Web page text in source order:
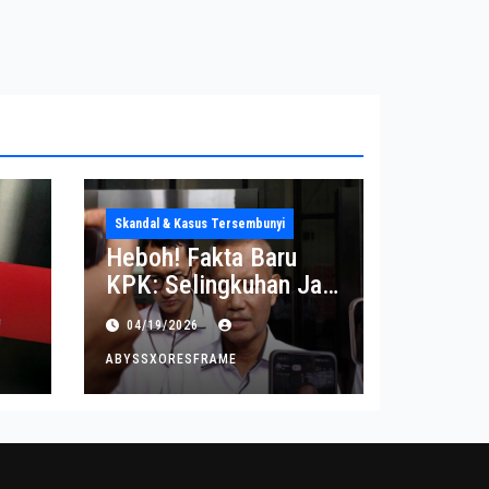
Skandal & Kasus Tersembunyi
Heboh! Fakta Baru
KPK: Selingkuhan Jadi
Tujuan Utama Uang
Korupsi
04/19/2026
ABYSSXORESFRAME